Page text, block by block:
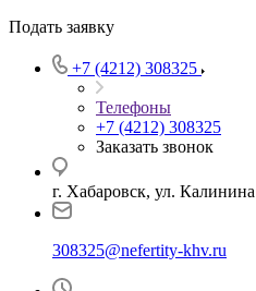
Подать заявку
+7 (4212) 308325
Телефоны
+7 (4212) 308325
Заказать звонок
г. Хабаровск, ул. Калинина
308325@nefertity-khv.ru